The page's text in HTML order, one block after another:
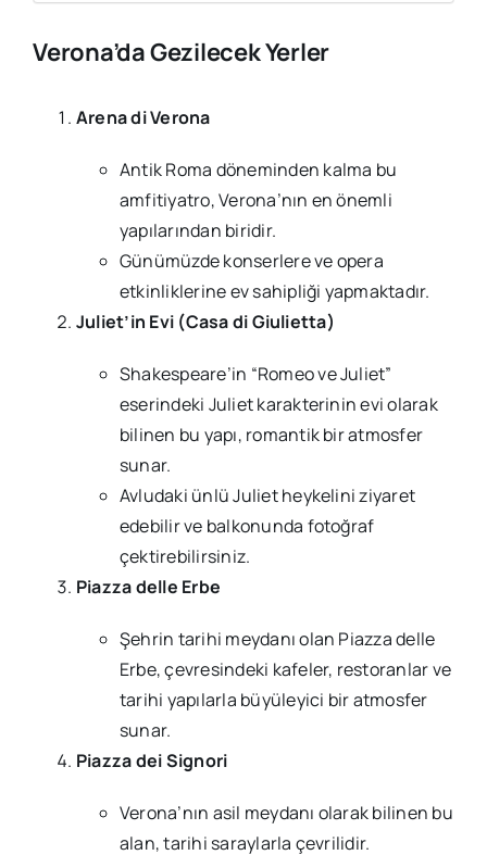
Verona’da Gezilecek Yerler
Arena di Verona
Antik Roma döneminden kalma bu
amfitiyatro, Verona’nın en önemli
yapılarından biridir.
Günümüzde konserlere ve opera
etkinliklerine ev sahipliği yapmaktadır.
Juliet’in Evi (Casa di Giulietta)
Shakespeare’in “Romeo ve Juliet”
eserindeki Juliet karakterinin evi olarak
bilinen bu yapı, romantik bir atmosfer
sunar.
Avludaki ünlü Juliet heykelini ziyaret
edebilir ve balkonunda fotoğraf
çektirebilirsiniz.
Piazza delle Erbe
Şehrin tarihi meydanı olan Piazza delle
Erbe, çevresindeki kafeler, restoranlar ve
tarihi yapılarla büyüleyici bir atmosfer
sunar.
Piazza dei Signori
Verona’nın asil meydanı olarak bilinen bu
alan, tarihi saraylarla çevrilidir.